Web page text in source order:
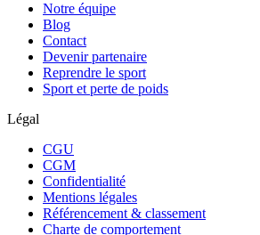
Notre équipe
Blog
Contact
Devenir partenaire
Reprendre le sport
Sport et perte de poids
Légal
CGU
CGM
Confidentialité
Mentions légales
Référencement & classement
Charte de comportement